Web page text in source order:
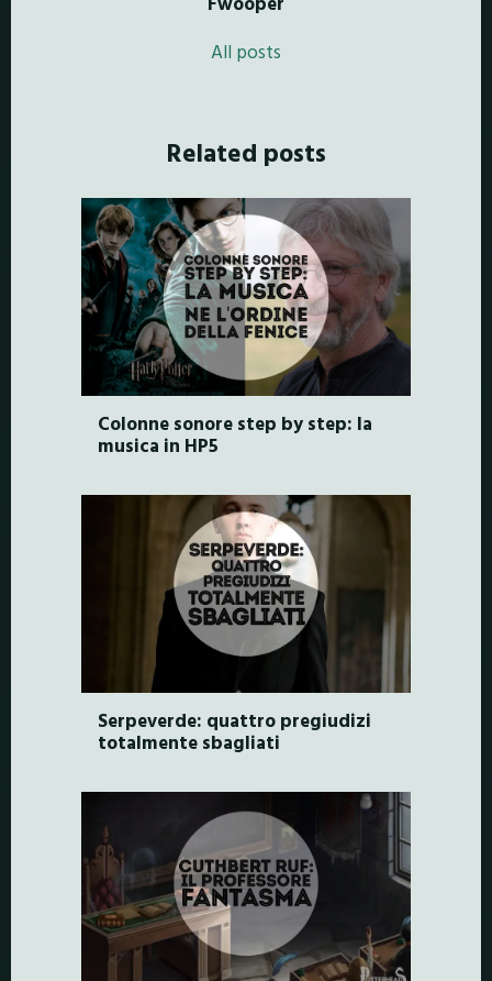
All posts
Related posts
Colonne sonore step by step: la
musica in HP5
Serpeverde: quattro pregiudizi
totalmente sbagliati